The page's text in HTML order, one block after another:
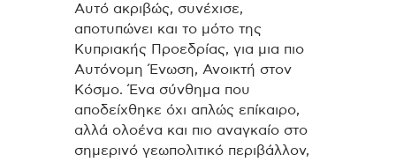
Αυτό ακριβώς, συνέχισε,
αποτυπώνει και το μότο της
Κυπριακής Προεδρίας, για μια πιο
Αυτόνομη Ένωση, Ανοικτή στον
Κόσμο. Ένα σύνθημα που
αποδείχθηκε όχι απλώς επίκαιρο,
αλλά ολοένα και πιο αναγκαίο στο
σημερινό γεωπολιτικό περιβάλλον,